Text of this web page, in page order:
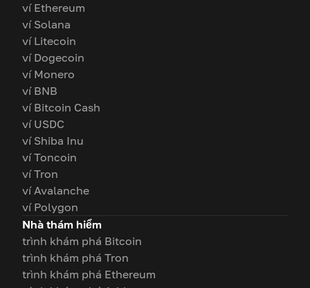
ví Ethereum
ví Solana
ví Litecoin
ví Dogecoin
ví Monero
ví BNB
ví Bitcoin Cash
ví USDC
ví Shiba Inu
ví Toncoin
ví Tron
ví Avalanche
ví Polygon
Nhà thám hiểm
trình khám phá Bitcoin
trình khám phá Tron
trình khám phá Ethereum